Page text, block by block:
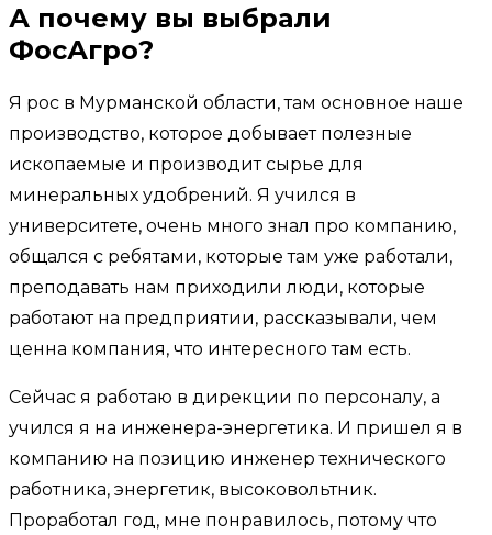
А почему вы выбрали
ФосАгро?
Я рос в Мурманской области, там основное наше
производство, которое добывает полезные
ископаемые и производит сырье для
минеральных удобрений. Я учился в
университете, очень много знал про компанию,
общался с ребятами, которые там уже работали,
преподавать нам приходили люди, которые
работают на предприятии, рассказывали, чем
ценна компания, что интересного там есть.
Сейчас я работаю в дирекции по персоналу, а
учился я на инженера-энергетика. И пришел я в
компанию на позицию инженер технического
работника, энергетик, высоковольтник.
Проработал год, мне понравилось, потому что